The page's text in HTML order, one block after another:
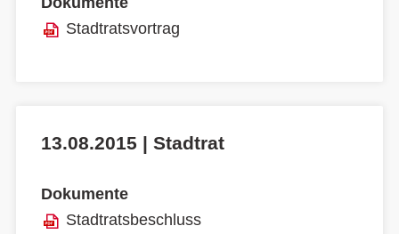
Stadtratsvortrag
13.08.2015 | Stadtrat
Dokumente
Stadtratsbeschluss